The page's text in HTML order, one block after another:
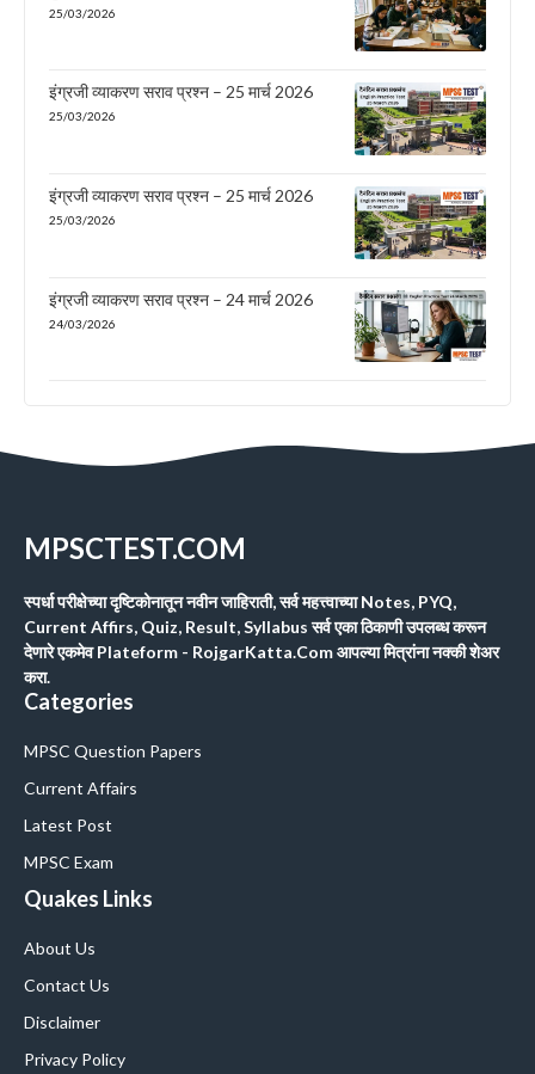
25/03/2026
इंग्रजी व्याकरण सराव प्रश्न – 25 मार्च 2026
25/03/2026
इंग्रजी व्याकरण सराव प्रश्न – 25 मार्च 2026
25/03/2026
इंग्रजी व्याकरण सराव प्रश्न – 24 मार्च 2026
24/03/2026
MPSCTEST.COM
स्पर्धा परीक्षेच्या दृष्टिकोनातून नवीन जाहिराती, सर्व महत्त्वाच्या Notes, PYQ,
Current Affirs, Quiz, Result, Syllabus सर्व एका ठिकाणी उपलब्ध करून
देणारे एकमेव Plateform - RojgarKatta.Com आपल्या मित्रांना नक्की शेअर
करा.
Categories
MPSC Question Papers
Current Affairs
Latest Post
MPSC Exam
Quakes Links
About Us
Contact Us
Disclaimer
Privacy Policy